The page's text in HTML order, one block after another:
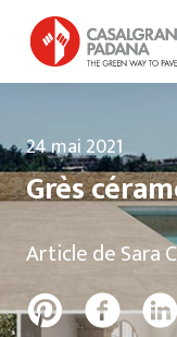
24 mai 2021
Grès
Article de Sara